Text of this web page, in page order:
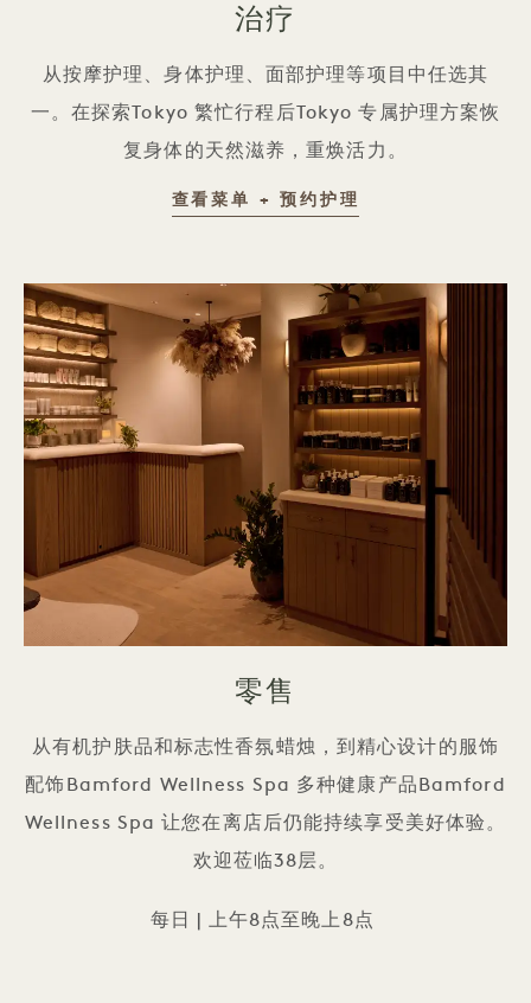
治疗
从按摩护理、身体护理、面部护理等项目中任选其
一。在探索Tokyo 繁忙行程后Tokyo 专属护理方案恢
复身体的天然滋养，重焕活力。
查看菜单 + 预约护理
零售
从有机护肤品和标志性香氛蜡烛，到精心设计的服饰
配饰Bamford Wellness Spa 多种健康产品Bamford
Wellness Spa 让您在离店后仍能持续享受美好体验。
欢迎莅临38层。
每日 | 上午8点至晚上8点